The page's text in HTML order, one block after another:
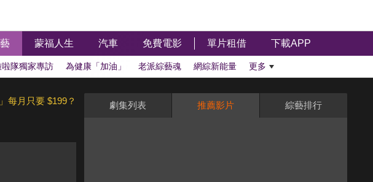
蒙福人生 汽車 免費電影 單片租借 下載APP
啦隊獨家專訪 為健康「加油」 老派綜藝魂 網綜新能量 更多
每月只要 $199？ 劇集列表 推薦影片 綜藝排行